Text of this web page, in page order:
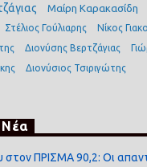
Μαίρη Καρακασίδη
Στέλιος Γούλιαρης
Νίκος
Διονύσης Βερτζάγιας
Διονύσιος Τσιριγώτης
Νέα
στον ΠΡΙΣΜΑ 90,2: Οι